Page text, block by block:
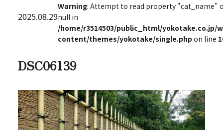
2025.08.29
Warning: Attempt to read property "cat_name"
null in
/home/r3514503/public_html/yokotake.co.jp/
content/themes/yokotake/single.php on line
DSC06139